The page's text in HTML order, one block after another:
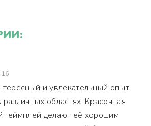
и увлекательный опыт,
областях. Красочная
геймплей делают её хорошим